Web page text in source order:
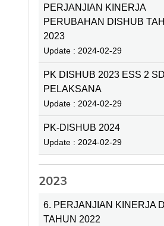
PERJANJIAN KINERJA
PERUBAHAN DISHUB
2023
Update : 2024-02-29
PK DISHUB 2023 ESS 2 SD
PELAKSANA
Update : 2024-02-29
PK-DISHUB 2024
Update : 2024-02-29
2023
6. PERJANJIAN KINERJA
TAHUN 2022